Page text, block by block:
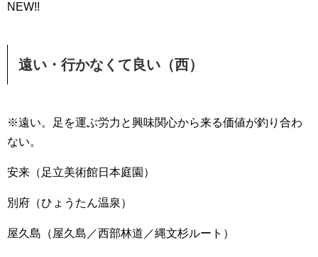
NEW!!
遠い・行かなくて良い（西）
※遠い。足を運ぶ労力と興味関心から来る価値が釣り合わ
ない。
安来（足立美術館日本庭園）
別府（ひょうたん温泉）
屋久島（屋久島／西部林道／縄文杉ルート）